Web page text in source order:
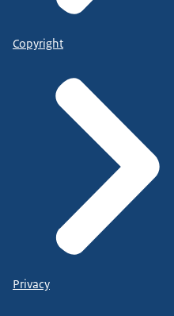
Copyright
Privacy